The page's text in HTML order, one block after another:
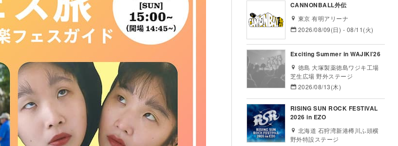
CANNONBALL外伝
東京 有明アリーナ
2026/08/09(日) - 08/11(火)
Exciting Summer in WAJIKI’26
徳島 大塚製薬徳島ワジキ工場
芝生広場 野外ステージ
2026/08/13(木)
RISING SUN ROCK FESTIVAL
2026 in EZO
北海道 石狩湾新港樽川ふ頭横
野外特設ステージ